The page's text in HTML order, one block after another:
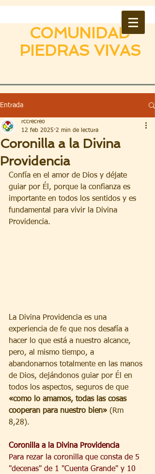
COMUNIDAD
PIEDRAS VIVAS
Entrada
Coronilla a la Divina
Providencia
rccrecreo
12 feb 2025 2 min de lectura
Confía en el amor de Dios y déjate
guiar por Él, porque la confianza es
importante en todos los sentidos y es
fundamental para vivir la Divina
Providencia.
La Divina Providencia es una
experiencia de fe que nos desafía a
hacer lo que está a nuestro alcance,
pero, al mismo tiempo, a
abandonarnos totalmente en las manos
de Dios, dejándonos guiar por Él en
todos los aspectos, seguros de que
«como lo amamos, todas las cosas
cooperan para nuestro bien» (Rm
8,28).
Coronilla a la Divina Providencia
Para rezar la coronilla que consta de 5
"decenas" de 1 "Cuenta Grande" y 10